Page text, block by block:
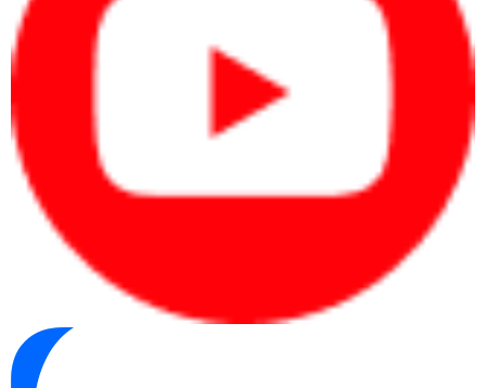
Đây là lợi thế rất lớn so với các máy scan giá rẻ vốn không hỗ trợ
OCR chất lượng cao.